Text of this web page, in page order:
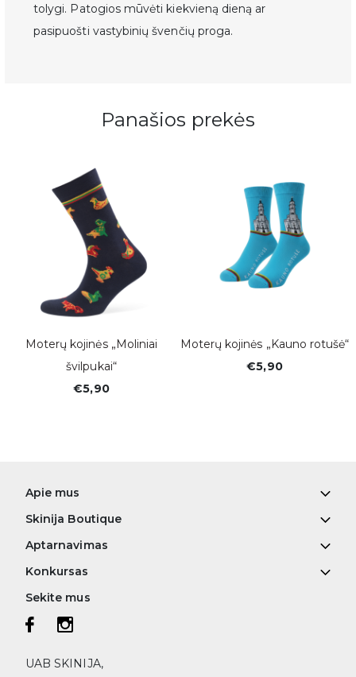
tolygi. Patogios mūvėti kiekvieną dieną ar
pasipuošti vastybinių švenčių proga.
Panašios prekės
Moterų kojinės „Moliniai
švilpukai“
€5,90
Moterų kojinės „Kauno rotušė“
€5,90
Apie mus
Skinija Boutique
Aptarnavimas
Konkursas
Sekite mus
UAB SKINIJA,